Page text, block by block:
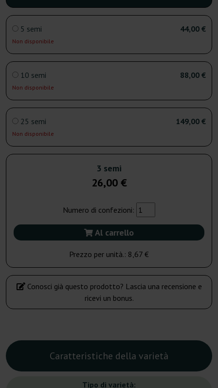
5 semi
Non disponibile
44,00 €
10 semi
Non disponibile
88,00 €
25 semi
Non disponibile
149,00 €
3 semi
26,00 €
Numero di confezioni:
Al carrello
Prezzo per unità.: 8,67 €
Conosci già questo prodotto? Lascia una recensione e
ricevi un bonus.
Caratteristiche della varietà
Tipo di varietà: